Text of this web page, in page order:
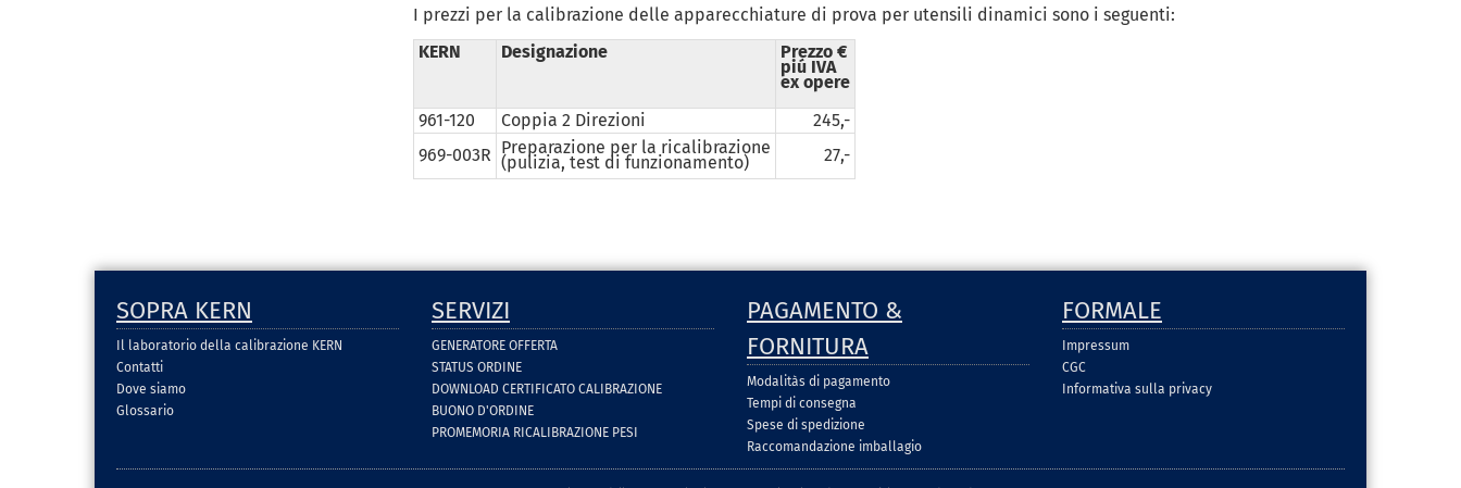
I prezzi per la calibrazione delle apparecchiature di prova per utensili dinamici sono i seguenti:
KERN
Designazione Prezzo €
piú IVA
ex opere
961-120
Coppia 2 Direzioni
245,-
969-003R Preparazione per la ricalibrazione
(pulizia, test di funzionamento) 27,-
SOPRA KERN
Il laboratorio della calibrazione KERN
Contatti
Dove siamo
Glossario
SERVIZI
GENERATORE OFFERTA
STATUS ORDINE
DOWNLOAD CERTIFICATO CALIBRAZIONE
BUONO D'ORDINE
PROMEMORIA RICALIBRAZIONE PESI
PAGAMENTO &
FORNITURA
Modalitàs di pagamento
Tempi di consegna
Spese di spedizione
Raccomandazione imballagio
FORMALE
Impressum
CGC
Informativa sulla privacy